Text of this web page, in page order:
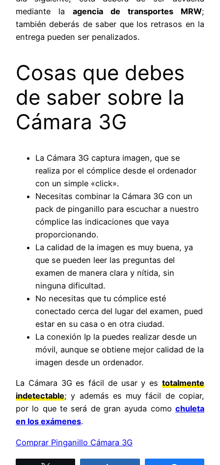
mediante la agencia de transportes MRW;
también deberás de saber que los retrasos en la
entrega pueden ser penalizados.
Cosas que debes
de saber sobre la
Cámara 3G
La Cámara 3G captura imagen, que se
realiza por el cómplice desde el ordenador
con un simple «click».
Necesitas combinar la Cámara 3G con un
pack de pinganillo para escuchar a nuestro
cómplice las indicaciones que vaya
proporcionando.
La calidad de la imagen es muy buena, ya
que se pueden leer las preguntas del
examen de manera clara y nítida, sin
ninguna dificultad.
No necesitas que tu cómplice esté
conectado cerca del lugar del examen, pued
estar en su casa o en otra ciudad.
La conexión Ip la puedes realizar desde un
móvil, aunque se obtiene mejor calidad de la
imagen desde un ordenador.
La Cámara 3G es fácil de usar y es totalmente
indetectable; y además es muy fácil de copiar,
por lo que te será de gran ayuda como chuleta
en los exámenes.
Comprar Pinganillo Cámara 3G